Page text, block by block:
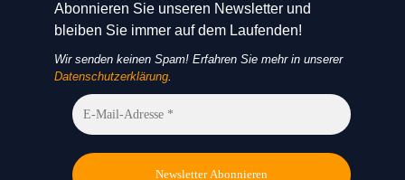
Abonnieren Sie unseren Newsletter und
bleiben Sie immer auf dem Laufenden!
Wir senden keinen Spam! Erfahren Sie mehr in unserer
Datenschutzerklärung.